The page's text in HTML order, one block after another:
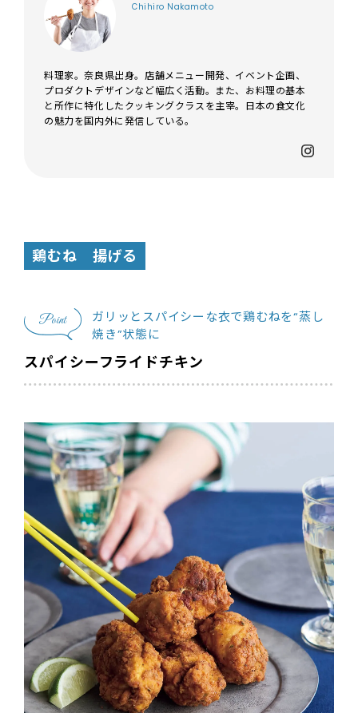
Chihiro Nakamoto
料理家。奈良県出身。店舗メニュー開発、イベント企画、
プロダクトデザインなど幅広く活動。また、お料理の基本
と所作に特化したクッキングクラスを主宰。日本の食文化
の魅力を国内外に発信している。
鶏むね 揚げる
Point
ガリッとスパイシーな衣で鶏むねを“蒸し
焼き”状態に
スパイシーフライドチキン